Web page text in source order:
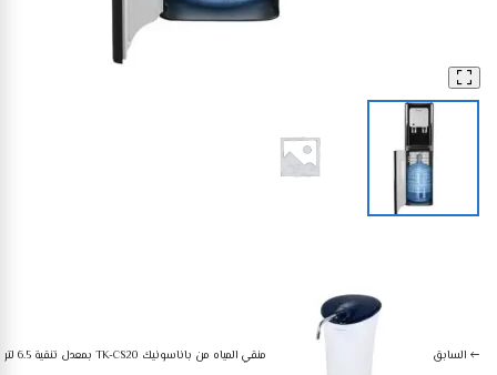
السابق منقي المياه من باناسونيك TK-CS20 بمعدل تنقية 6.5 لتر